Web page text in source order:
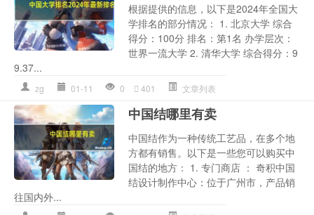
根据提供的信息，以下是2024年全国大
学排名的部分情况： 1. 北京大学 综合
得分：100分 排名：第1名 办学层次：
世界一流大学 2. 清华大学 综合得分：9
9.37...
zg 01-11 0 401 文章列表
中国结哪里有卖
中国结作为一种传统工艺品，在多个地
方都有销售。以下是一些您可以购买中
国结的地方： 1. 专门商店 ： 奇积中国
结设计制作中心：位于广州市，产品销
往国内外...